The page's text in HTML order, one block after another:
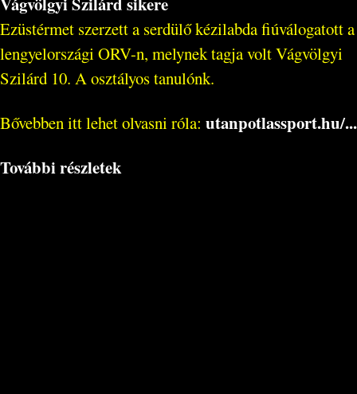
Ezüstérmet szerzett a serdülő kézilabda fiúválogatott a
lengyelországi ORV-n, melynek tagja volt Vágvölgyi
Szilárd 10. A osztályos tanulónk.
Bővebben itt lehet olvasni róla: utanpotlassport.hu/...
További részletek